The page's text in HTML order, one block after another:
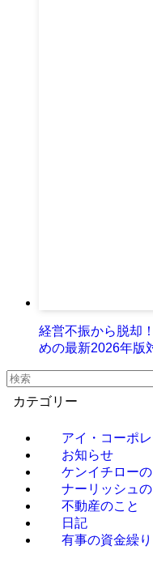
経営不振から脱却
めの最新2026年版
カテゴリー
アイ・コーポ
お知らせ
ケンイチローの
ナーリッシュの
不動産のこと
日記
有事の資金繰り